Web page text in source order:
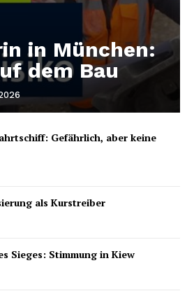
in München:
dem Bau
Gefährlich, aber keine
als Kurstreiber
Sieges: Stimmung in Kiew